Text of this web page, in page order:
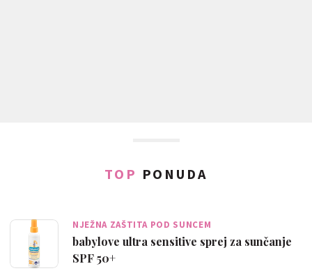
TOP PONUDA
NJEŽNA ZAŠTITA POD SUNCEM
babylove ultra sensitive sprej za sunčanje
SPF 50+